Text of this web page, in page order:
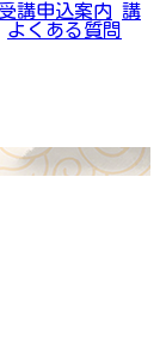
受講申込案内 講
よくある質問